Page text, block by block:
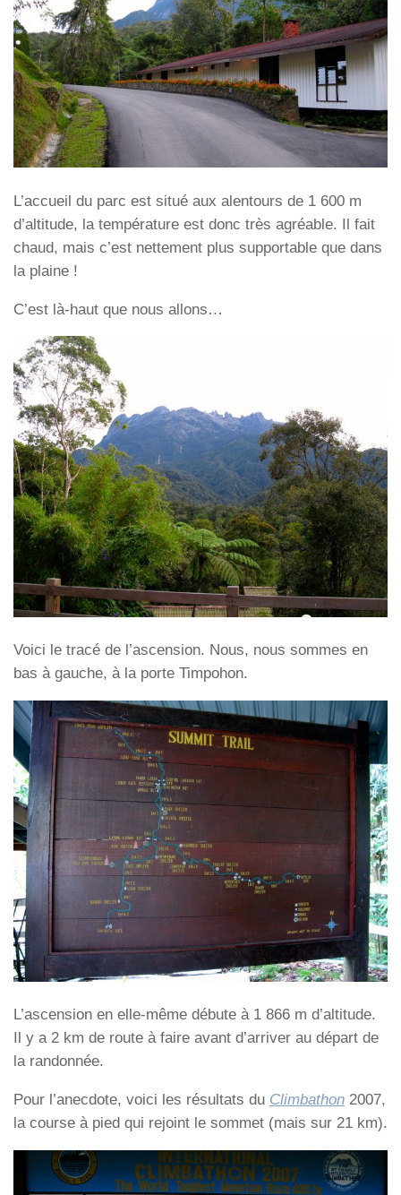
L’accueil du parc est situé aux alentours de 1 600 m
d’altitude, la température est donc très agréable. Il fait
chaud, mais c’est nettement plus supportable que dans
la plaine !
C’est là-haut que nous allons…
Voici le tracé de l’ascension. Nous, nous sommes en
bas à gauche, à la porte Timpohon.
L’ascension en elle-même débute à 1 866 m d’altitude.
Il y a 2 km de route à faire avant d’arriver au départ de
la randonnée.
Pour l’anecdote, voici les résultats du Climbathon 2007,
la course à pied qui rejoint le sommet (mais sur 21 km).